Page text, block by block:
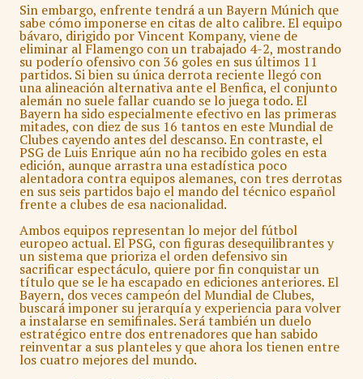
Sin embargo, enfrente tendrá a un Bayern Múnich que
sabe cómo imponerse en citas de alto calibre. El equipo
bávaro, dirigido por Vincent Kompany, viene de
eliminar al Flamengo con un trabajado 4-2, mostrando
su poderío ofensivo con 36 goles en sus últimos 11
partidos. Si bien su única derrota reciente llegó con
una alineación alternativa ante el Benfica, el conjunto
alemán no suele fallar cuando se lo juega todo. El
Bayern ha sido especialmente efectivo en las primeras
mitades, con diez de sus 16 tantos en este Mundial de
Clubes cayendo antes del descanso. En contraste, el
PSG de Luis Enrique aún no ha recibido goles en esta
edición, aunque arrastra una estadística poco
alentadora contra equipos alemanes, con tres derrotas
en sus seis partidos bajo el mando del técnico español
frente a clubes de esa nacionalidad.
Ambos equipos representan lo mejor del fútbol
europeo actual. El PSG, con figuras desequilibrantes y
un sistema que prioriza el orden defensivo sin
sacrificar espectáculo, quiere por fin conquistar un
título que se le ha escapado en ediciones anteriores. El
Bayern, dos veces campeón del Mundial de Clubes,
buscará imponer su jerarquía y experiencia para volver
a instalarse en semifinales. Será también un duelo
estratégico entre dos entrenadores que han sabido
reinventar a sus planteles y que ahora los tienen entre
los cuatro mejores del mundo.